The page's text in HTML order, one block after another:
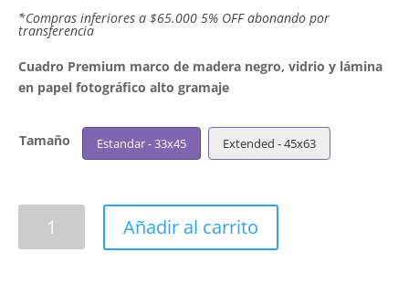
´*Compras inferiores a $65.000 5% OFF abonando por
transferencia
Cuadro Premium marco de madera negro, vidrio y lámina
en papel fotográfico alto gramaje
Tamaño Estandar - 33x45 Extended - 45x63
Añadir al carrito